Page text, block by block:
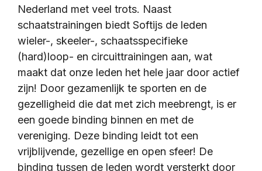
Nederland met veel trots. Naast
schaatstrainingen biedt Softijs de leden
wieler-, skeeler-, schaatsspecifieke
(hard)loop- en circuittrainingen aan, wat
maakt dat onze leden het hele jaar door actief
zijn! Door gezamenlijk te sporten en de
gezelligheid die dat met zich meebrengt, is er
een goede binding binnen en met de
vereniging. Deze binding leidt tot een
vrijblijvende, gezellige en open sfeer! De
binding tussen de leden wordt versterkt door